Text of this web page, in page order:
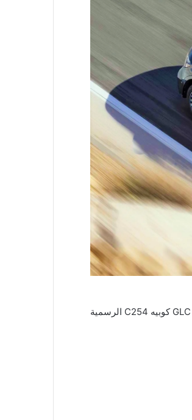
واليوم ، معادلة الانتظار عندما يطلق معسكر ترا داو جيلًا جديدًا تعتمد سيارة مرسيدس-بنز GLC كوبيه C254 الرسمية